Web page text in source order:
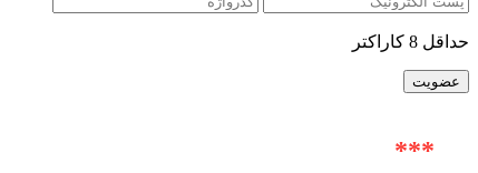
حداقل 8 کاراکتر
***